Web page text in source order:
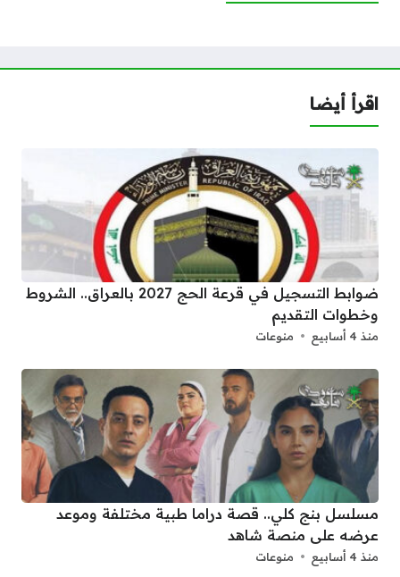
اقرأ أيضا
ضوابط التسجيل في قرعة الحج 2027 بالعراق.. الشروط
وخطوات التقديم
منذ 4 أسابيع منوعات
مسلسل بنج كلي.. قصة دراما طبية مختلفة وموعد
عرضه على منصة شاهد
منذ 4 أسابيع منوعات